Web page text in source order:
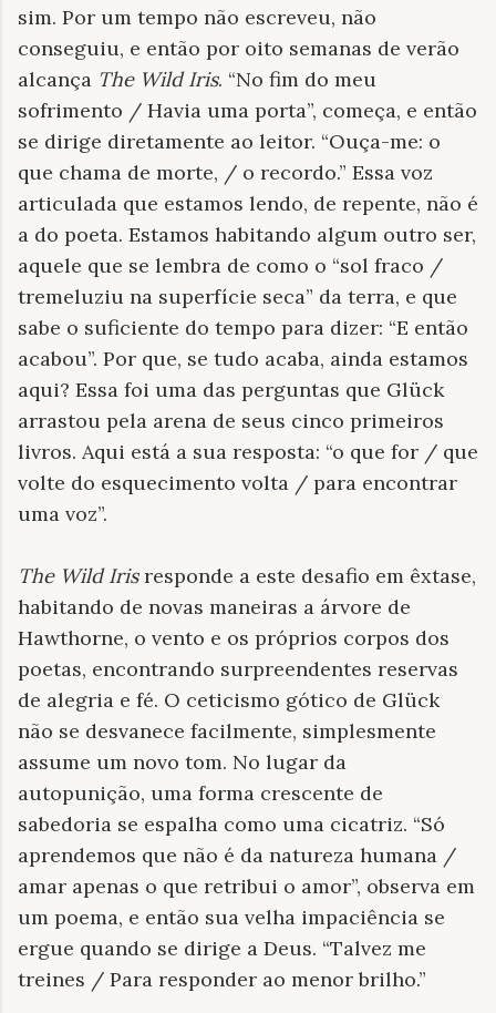
sim. Por um tempo não escreveu, não
conseguiu, e então por oito semanas de verão
alcança The Wild Iris. “No fim do meu
sofrimento / Havia uma porta”, começa, e então
se dirige diretamente ao leitor. “Ouça-me: o
que chama de morte, / o recordo.” Essa voz
articulada que estamos lendo, de repente, não é
a do poeta. Estamos habitando algum outro ser,
aquele que se lembra de como o “sol fraco /
tremeluziu na superfície seca” da terra, e que
sabe o suficiente do tempo para dizer: “E então
acabou”. Por que, se tudo acaba, ainda estamos
aqui? Essa foi uma das perguntas que Glück
arrastou pela arena de seus cinco primeiros
livros. Aqui está a sua resposta: “o que for / que
volte do esquecimento volta / para encontrar
uma voz”.
The Wild Irisresponde a este desafio em êxtase,
habitando de novas maneiras a árvore de
Hawthorne, o vento e os próprios corpos dos
poetas, encontrando surpreendentes reservas
de alegria e fé. O ceticismo gótico de Glück
não se desvanece facilmente, simplesmente
assume um novo tom. No lugar da
autopunição, uma forma crescente de
sabedoria se espalha como uma cicatriz. “Só
aprendemos que não é da natureza humana /
amar apenas o que retribui o amor”, observa em
um poema, e então sua velha impaciência se
ergue quando se dirige a Deus. “Talvez me
treines / Para responder ao menor brilho.”